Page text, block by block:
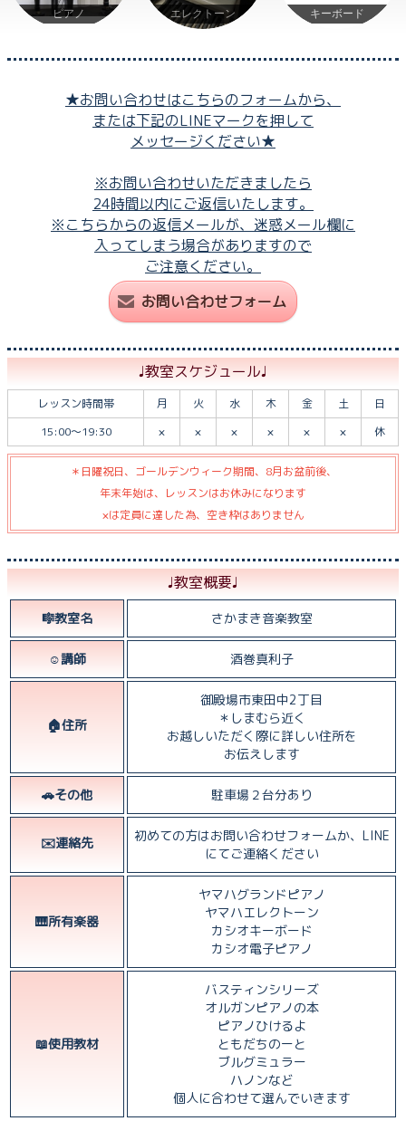
ピアノ エレクトーン キーボード
★お問い合わせはこちらのフォームから、
または下記のLINEマークを押して
メッセージください★
※お問い合わせいただきましたら
24時間以内にご返信いたします。
※こちらからの返信メールが、迷惑メール欄に
入ってしまう場合がありますので
ご注意ください。
お問い合わせフォーム
♩教室スケジュール♩
レッスン時間帯 月 火 水 木 金 土
日
15:00～19:30
× × × × × × 休
＊日曜祝日、ゴールデンウィーク期間、8月お盆前後、
年末年始は、レッスンはお休みになります
×は定員に達した為、空き枠はありません
♩教室概要♩
🎼教室名 さかまき音楽教室
☺︎講師 酒巻真利子
🏠住所
御殿場市東田中2丁目
＊しまむら近く
お越しいただく際に詳しい住所を
お伝えします
🚗その他 駐車場２台分あり
✉️連絡先
初めての方はお問い合わせフォームか、LINE
にてご連絡ください
🎹所有楽器
ヤマハグランドピアノ
ヤマハエレクトーン
カシオキーボード
カシオ電子ピアノ
📖使用教材
バスティンシリーズ
オルガンピアノの本
ピアノひけるよ
ともだちのーと
ブルグミュラー
ハノンなど
個人に合わせて選んでいきます